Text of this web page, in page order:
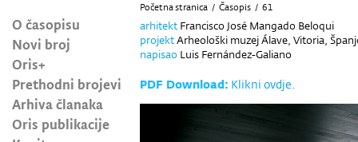
O časopisu
Novi broj
Oris+
Prethodni brojevi
Arhiva članaka
Oris publikacije
Početna stranica / Časopis / 61
arhitekt Francisco José Mangado Beloqui
projektArheološki muzej Álave, Vitoria,
napisao Luis Fernández-Galiano
PDF Download: Klikni ovdje.